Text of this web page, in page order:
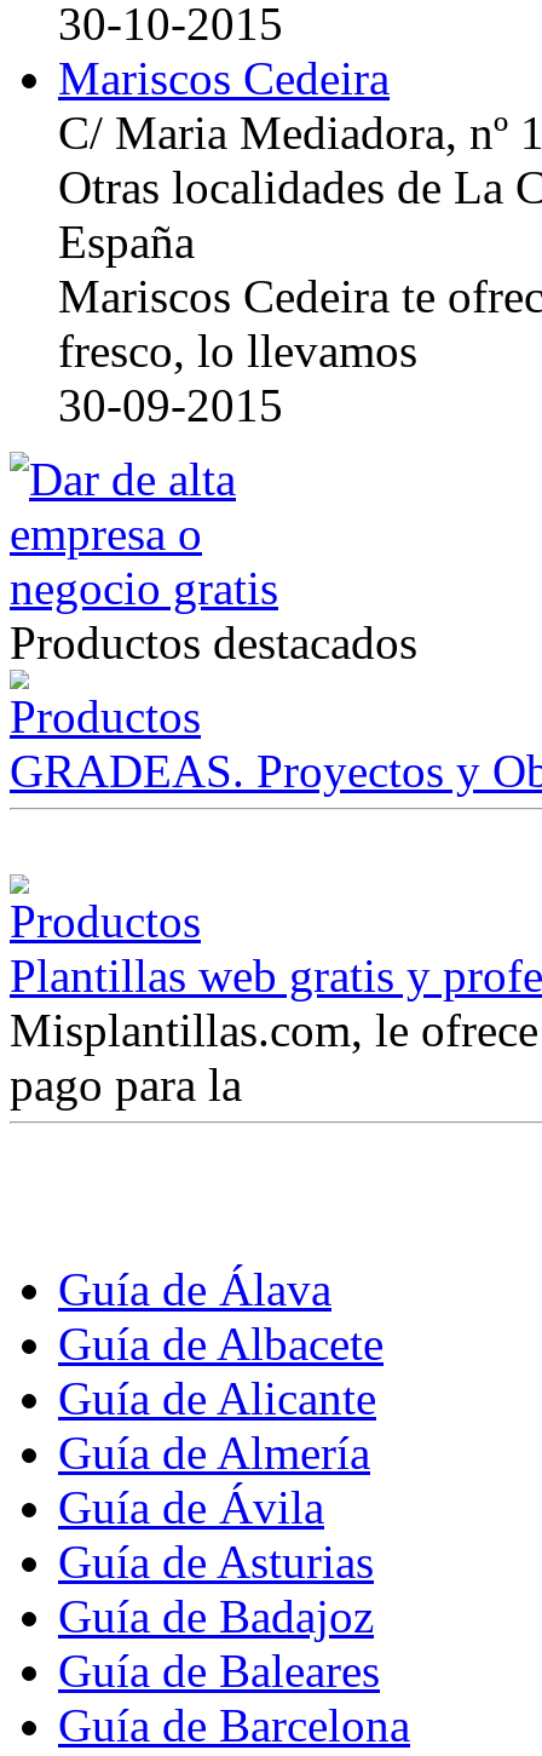
30-10-2015
Mariscos Cedeira
C/ Maria Mediadora, nº
Otras localidades de La
España
Mariscos Cedeira te
fresco, lo llevamos
30-09-2015
Productos destacados
GRADEAS. Proyectos y
Plantillas web gratis y
Misplantillas.com, le
pago para la
Guía de Álava
Guía de Albacete
Guía de Alicante
Guía de Almería
Guía de Ávila
Guía de Asturias
Guía de Badajoz
Guía de Baleares
Guía de Barcelona